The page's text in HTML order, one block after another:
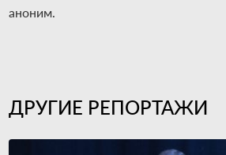
аноним.
ДРУГИЕ РЕПОРТАЖИ